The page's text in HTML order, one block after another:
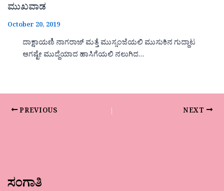
ಮುಖವಾಡ
October 20, 2019
ದಾಕ್ಷಾಯಣಿ ನಾಗರಾಜ್ ಮತ್ತೆ ಮುಸ್ಸಂಜೆಯಲಿ ಮುಸುಕಿನ ಗುದ್ದಾಟ
ಆಗಷ್ಟೇ ಮುದ್ದೆಯಾದ ಹಾಸಿಗೆಯಲಿ ನಲುಗಿದ…
PREVIOUS NEXT
ಸಂಗಾತಿ